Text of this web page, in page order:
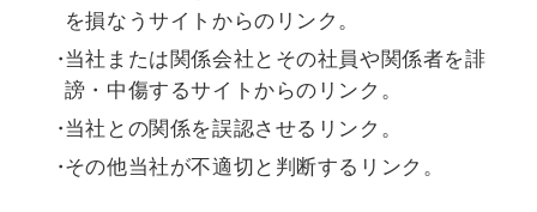
を損なうサイトからのリンク。
当社または関係会社とその社員や関係者を誹
謗・中傷するサイトからのリンク。
当社との関係を誤認させるリンク。
その他当社が不適切と判断するリンク。